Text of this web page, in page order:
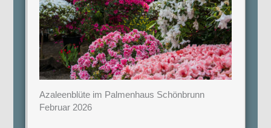
Azaleenblüte im Palmenhaus Schönbrunn
Februar 2026